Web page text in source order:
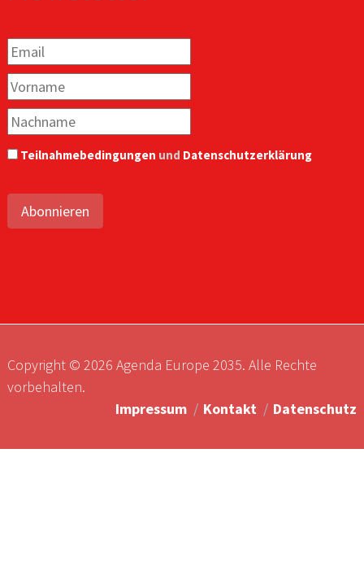
Teilnahmebedingungen und Datenschutzerklärung
Abonnieren
Copyright © 2026 Agenda Europe 2035. Alle Rechte
vorbehalten.
Impressum
Kontakt Datenschutz